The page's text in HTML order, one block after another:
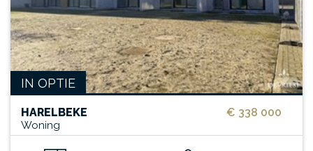
IN OPTIE
€ 338 000
HARELBEKE
Woning